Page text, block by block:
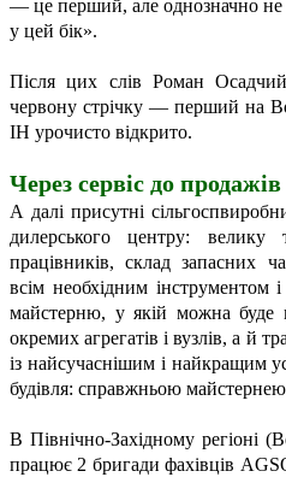
— це перший, але однозначно не
у цей бік».
Після цих слів Роман
червону стрічку — перший на
IH урочисто відкрито.
Через сервіс до продажів
А далі присутні
дилерського центру:
працівників, склад запасних
всім необхідним інструментом
майстерню, у якій можна буде
окремих агрегатів і вузлів, а й
із найсучаснішим і найкращим
будівля: справжньою майстернею
В Північно-Західному регіоні
працює 2 бригади фахівців